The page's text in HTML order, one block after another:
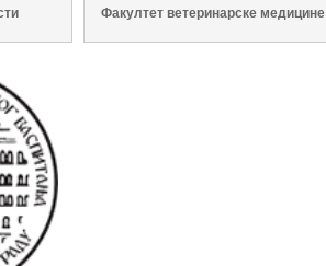
Факултет ветеринарске медицине